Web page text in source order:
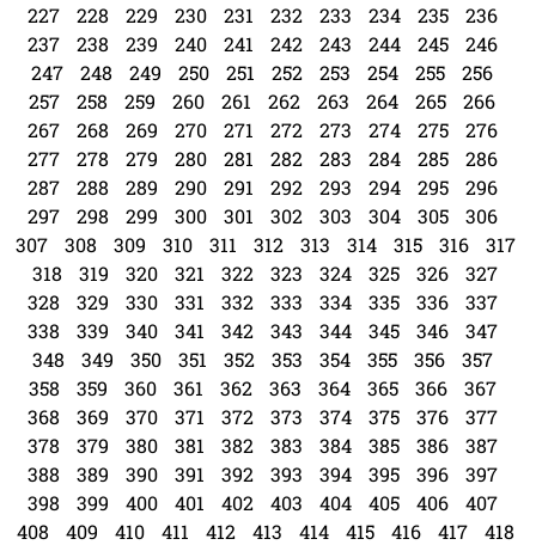
227
228 229 230 231 232 233 234 235
236
237
238 239 240 241 242 243 244 245
246
247
248 249 250 251 252 253 254 255
256
257
258 259 260 261 262 263 264 265
266
267
268 269 270 271 272 273 274 275
276
277
278 279 280 281 282 283 284 285
286
287
288 289 290 291 292 293 294 295
296
297
298 299 300 301 302 303 304 305
306
307
308 309 310 311 312 313 314 315 316
317
318
319 320 321 322 323 324 325 326
327
328
329 330 331 332 333 334 335 336
337
338
339 340 341 342 343 344 345 346
347
348
349 350 351 352 353 354 355 356
357
358
359 360 361 362 363 364 365 366
367
368
369 370 371 372 373 374 375 376
377
378
379 380 381 382 383 384 385 386
387
388
389 390 391 392 393 394 395 396
397
398
399 400 401 402 403 404 405 406
407
408
409 410 411 412 413 414 415 416 417
418